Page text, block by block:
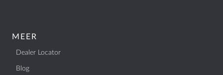
MEER
Dealer Locator
Blog